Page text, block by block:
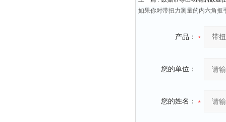
如果你对带扭力测量的内六角扳
产品：
您的单位：
您的姓名：